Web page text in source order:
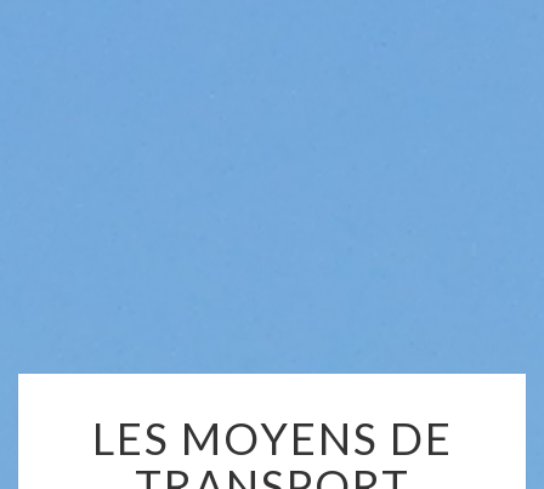
MOYENS
DE
TRANSPORT
LES MOYENS DE